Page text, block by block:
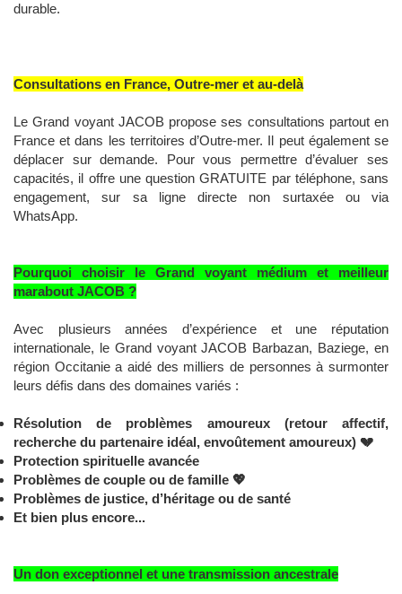
durable.
Consultations en France, Outre-mer et au-delà
Le Grand voyant JACOB propose ses consultations partout en
France et dans les territoires d’Outre-mer. Il peut également se
déplacer sur demande. Pour vous permettre d’évaluer ses
capacités, il offre une question GRATUITE par téléphone, sans
engagement, sur sa ligne directe non surtaxée ou via
WhatsApp.
Pourquoi choisir le Grand voyant médium et meilleur
marabout JACOB ?
Avec plusieurs années d’expérience et une réputation
internationale, le Grand voyant JACOB Barbazan, Baziege, en
région Occitanie a aidé des milliers de personnes à surmonter
leurs défis dans des domaines variés :
Résolution de problèmes amoureux (retour affectif,
recherche du partenaire idéal, envoûtement amoureux) 💔
Protection spirituelle avancée
Problèmes de couple ou de famille 💖
Problèmes de justice, d’héritage ou de santé
Et bien plus encore...
Un don exceptionnel et une transmission ancestrale